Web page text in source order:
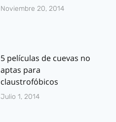
Noviembre 20, 2014
5 películas de cuevas no
aptas para
claustrofóbicos
Julio 1, 2014